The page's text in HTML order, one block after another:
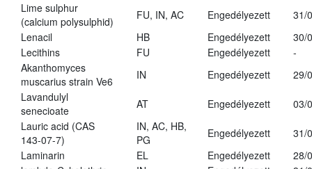
Lime sulphur
(calcium polysulphid)
FU, IN, AC Engedélyezett
31/
Lenacil
HB Engedélyezett
30/
Lecithins
FU Engedélyezett
-
Akanthomyces
muscarius strain Ve6
IN Engedélyezett
29/
Lavandulyl
senecioate
AT Engedélyezett
03/
Lauric acid (CAS
143-07-7)
IN, AC, HB,
PG
Engedélyezett
31/
Laminarin
EL Engedélyezett
28/